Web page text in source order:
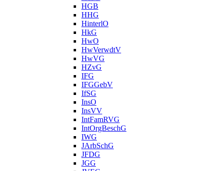
HGB
HHG
HinterlO
HkG
HwO
HwVerwdtV
HwVG
HZvG
IFG
IFGGebV
IfSG
InsO
InsVV
IntFamRVG
IntOrgBeschG
IWG
JArbSchG
JFDG
JGG